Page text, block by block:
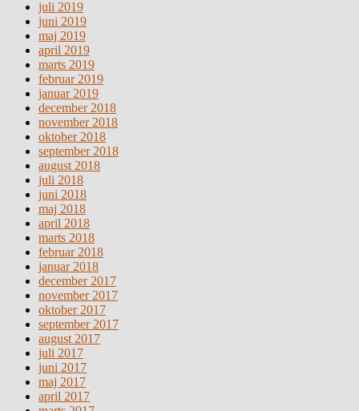
juli 2019
juni 2019
maj 2019
april 2019
marts 2019
februar 2019
januar 2019
december 2018
november 2018
oktober 2018
september 2018
august 2018
juli 2018
juni 2018
maj 2018
april 2018
marts 2018
februar 2018
januar 2018
december 2017
november 2017
oktober 2017
september 2017
august 2017
juli 2017
juni 2017
maj 2017
april 2017